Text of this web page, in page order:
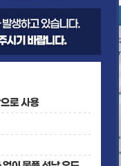
인공지
우주항
대경권
호남권
기획본부
사업화본
행정본부
대외협력